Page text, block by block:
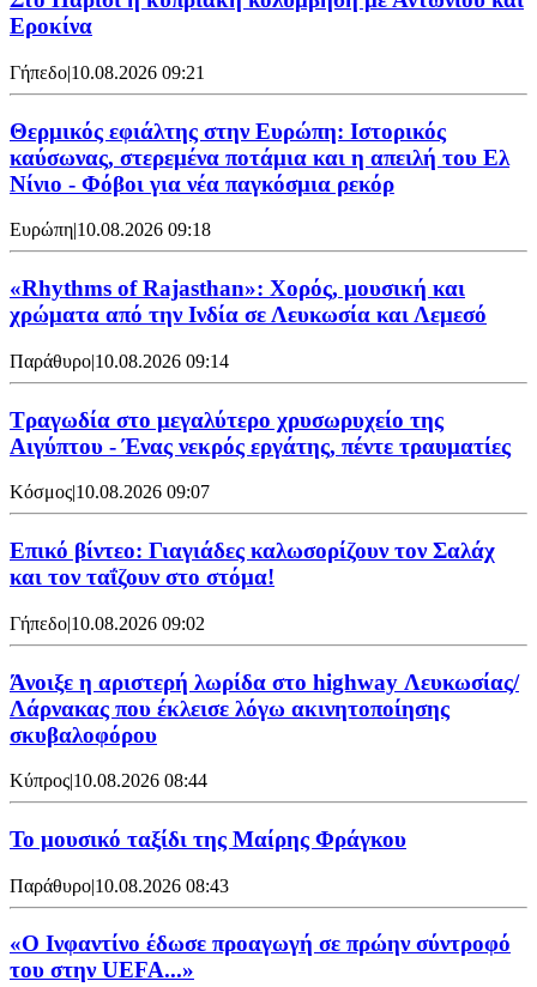
Εροκίνα
Γήπεδο|10.08.2026 09:21
Θερμικός εφιάλτης στην Ευρώπη: Ιστορικός
καύσωνας, στερεμένα ποτάμια και η απειλή του Ελ
Νίνιο - Φόβοι για νέα παγκόσμια ρεκόρ
Ευρώπη 10.08.2026 09:18
«Rhythms of Rajasthan»: Χορός, μουσική και
χρώματα από την Ινδία σε Λευκωσία και Λεμεσό
Παράθυρο|10.08.2026 09:14
Τραγωδία στο μεγαλύτερο χρυσωρυχείο της
Αιγύπτου - Ένας νεκρός εργάτης, πέντε τραυματίες
Κόσμος|10.08.2026 09:07
Επικό βίντεο: Γιαγιάδες καλωσορίζουν τον Σαλάχ
και τον ταΐζουν στο στόμα!
Γήπεδο|10.08.2026 09:02
Άνοιξε η αριστερή λωρίδα στο highway Λευκωσίας/
Λάρνακας που έκλεισε λόγω ακινητοποίησης
σκυβαλοφόρου
Κύπρος|10.08.2026 08:44
Το μουσικό ταξίδι της Μαίρης Φράγκου
Παράθυρο|10.08.2026 08:43
«Ο Ινφαντίνο έδωσε προαγωγή σε πρώην σύντροφό
του στην UEFA...»